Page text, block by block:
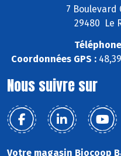
7 Boulevard
29480 Le
Coordonnées GPS :
Nous suivre sur
Votre magasin Biocoop